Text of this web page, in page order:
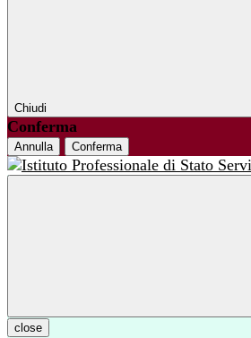
Chiudi
Conferma
Annulla Conferma
close